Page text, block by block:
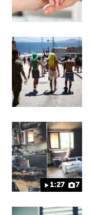
1:27 7